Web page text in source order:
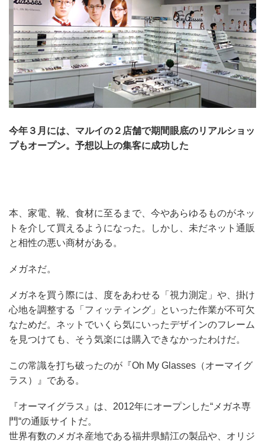
今年３月には、マルイの２店舗で期間眼底のリアルショッ
プもオープン。予想以上の集客に成功した
本、家電、靴、食材に至るまで、今やあらゆるものがネッ
トを介して買えるようになった。しかし、未だネット通販
と相性の悪い商材がある。
メガネだ。
メガネを買う際には、度をあわせる「視力測定」や、掛け
心地を調整する「フィッティング」といった作業が不可欠
なためだ。ネットでいくら気にいったデザインのフレーム
を見つけても、そう気楽には購入できなかったわけだ。
この常識を打ち破ったのが『Oh My Glasses（オーマイグ
ラス）』である。
『オーマイグラス』は、2012年にオープンした“メガネ専
門“の通販サイトだ。
世界有数のメガネ産地である福井県鯖江の製品や、オリジ